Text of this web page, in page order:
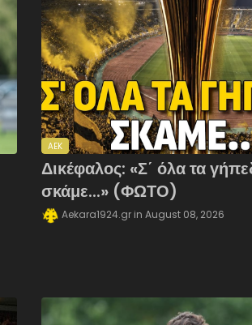
AEK
Δικέφαλος: «Σ΄ όλα τα
σκάμε...» (ΦΩΤΟ)
Aekara1924.gr August 08, 2026